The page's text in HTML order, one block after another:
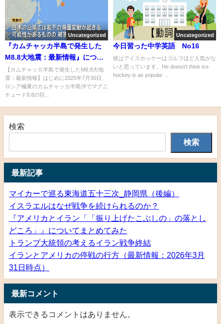
Uncategorized
『カムチャッカ半島で発生した
M8.8大地震：最新情報』につい
てまとめてみた
【カムチャッカ半島で発生したM8.8大地
震：最新情報】はじめに2025年7月30日、
ロシア極東のカムチャッカ半島沖でマグニ
チュード8.8の巨...
Uncategorized
今日習った中学英語 No16
彼はアイスホッケーはゴルフほど人気がな
いと思っています。He doesn't think ice
hockey is as popular ...
検索
検索
最新記事
マイカーで巡る東海道五十三次_静岡県（後編）
イスラエルはなぜ戦争を続けられるのか？
『アメリカとイラン「「振り上げたこぶしの」の落とし
どころ」』についてまとめてみた
トランプ大統領の考えるイラン戦争終結
イランとアメリカの停戦の行方（最新情報：2026年3月
31日時点）
最新コメント
表示できるコメントはありません。